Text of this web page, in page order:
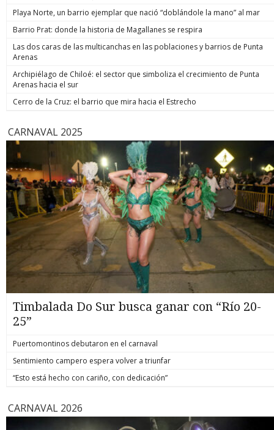
Playa Norte, un barrio ejemplar que nació “doblándole la mano” al mar
Barrio Prat: donde la historia de Magallanes se respira
Las dos caras de las multicanchas en las poblaciones y barrios de Punta
Arenas
Archipiélago de Chiloé: el sector que simboliza el crecimiento de Punta
Arenas hacia el sur
Cerro de la Cruz: el barrio que mira hacia el Estrecho
CARNAVAL 2025
Timbalada Do Sur busca ganar con “Río 20-
25”
Puertomontinos debutaron en el carnaval
Sentimiento campero espera volver a triunfar
“Esto está hecho con cariño, con dedicación”
CARNAVAL 2026